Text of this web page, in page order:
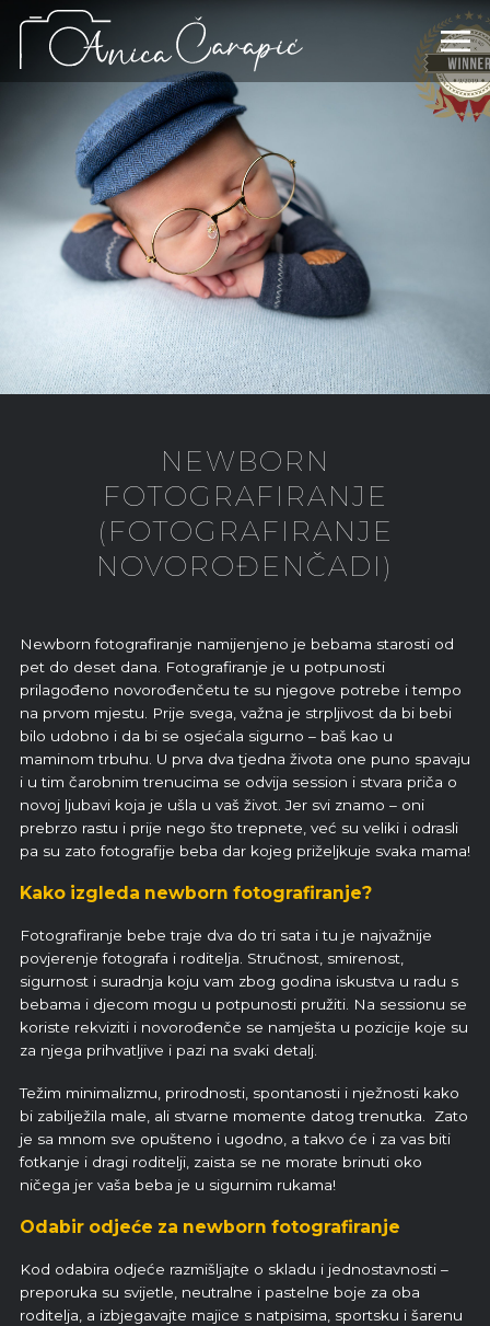
NEWBORN
FOTOGRAFIRANJE
(FOTOGRAFIRANJE
NOVOROĐENČADI)
Newborn fotografiranje namijenjeno je bebama starosti od
pet do deset dana. Fotografiranje je u potpunosti
prilagođeno novorođenčetu te su njegove potrebe i tempo
na prvom mjestu. Prije svega, važna je strpljivost da bi bebi
bilo udobno i da bi se osjećala sigurno – baš kao u
maminom trbuhu. U prva dva tjedna života one puno spavaju
i u tim čarobnim trenucima se odvija session i stvara priča o
novoj ljubavi koja je ušla u vaš život. Jer svi znamo – oni
prebrzo rastu i prije nego što trepnete, već su veliki i odrasli
pa su zato fotografije beba dar kojeg priželjkuje svaka mama!
Kako izgleda newborn fotografiranje?
Fotografiranje bebe traje dva do tri sata i tu je najvažnije
povjerenje fotografa i roditelja. Stručnost, smirenost,
sigurnost i suradnja koju vam zbog godina iskustva u radu s
bebama i djecom mogu u potpunosti pružiti. Na sessionu se
koriste rekviziti i novorođenče se namješta u pozicije koje su
za njega prihvatljive i pazi na svaki detalj.
Težim minimalizmu, prirodnosti, spontanosti i nježnosti kako
bi zabilježila male, ali stvarne momente datog trenutka. Zato
je sa mnom sve opušteno i ugodno, a takvo će i za vas biti
fotkanje i dragi roditelji, zaista se ne morate brinuti oko
ničega jer vaša beba je u sigurnim rukama!
Odabir odjeće za newborn fotografiranje
Kod odabira odjeće razmišljajte o skladu i jednostavnosti –
preporuka su svijetle, neutralne i pastelne boje za oba
roditelja, a izbjegavajte majice s natpisima, sportsku i šarenu